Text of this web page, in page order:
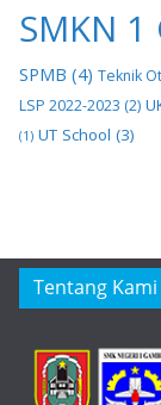
SMKN
SPMB (4) Teknik
LSP 2022-2023 (2)
(1) UT School (3)
Tentang Kami